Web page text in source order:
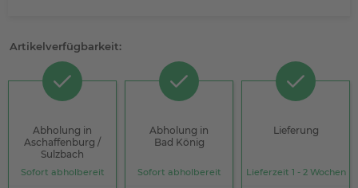
Artikelverfügbarkeit:
Abholung in
Aschaffenburg /
Sulzbach
Sofort abholbereit
Abholung in
Bad König
Sofort abholbereit
Lieferung
Lieferzeit 1 - 2 Wochen